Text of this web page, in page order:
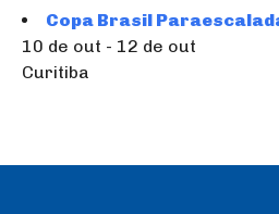
Copa Brasil
10 de out - 12 de out
Curitiba